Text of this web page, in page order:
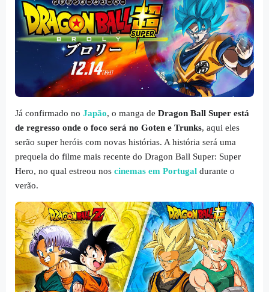
Já confirmado no Japão, o manga de Dragon Ball Super está
de regresso onde o foco será no Goten e Trunks, aqui eles
serão super heróis com novas histórias. A história será uma
prequela do filme mais recente do Dragon Ball Super: Super
Hero, no qual estreou nos cinemas em Portugal durante o
verão.